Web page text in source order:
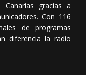
Canarias gracias a
Con 116
de programas
diferencia la radio